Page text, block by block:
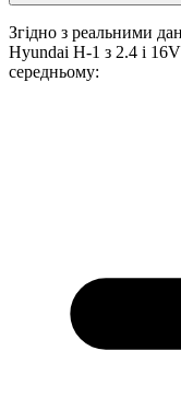
Згідно з реальними
Hyundai H-1 з 2.4 i
середньому: